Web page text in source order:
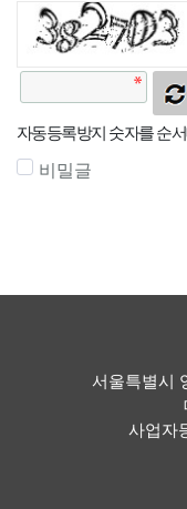
자동등록방지 숫자를 순
비밀글
서울특별시
사업자